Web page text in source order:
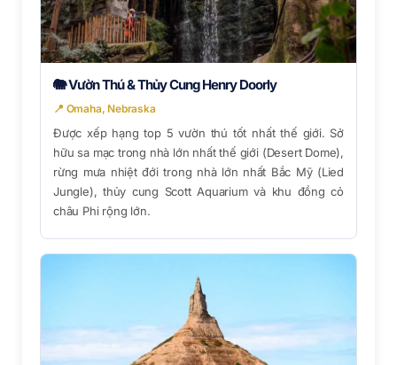
🐘 Vườn Thú & Thủy Cung Henry Doorly
📍 Omaha, Nebraska
Được xếp hạng top 5 vườn thú tốt nhất thế giới. Sở
hữu sa mạc trong nhà lớn nhất thế giới (Desert Dome),
rừng mưa nhiệt đới trong nhà lớn nhất Bắc Mỹ (Lied
Jungle), thủy cung Scott Aquarium và khu đồng cỏ
châu Phi rộng lớn.